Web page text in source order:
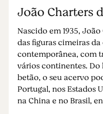
João Charters
Nascido em 1935,
das figuras cimeiras
contemporânea, com
vários continentes. Do
betão, o seu acervo
Portugal, nos Estados
na China e no Brasil,